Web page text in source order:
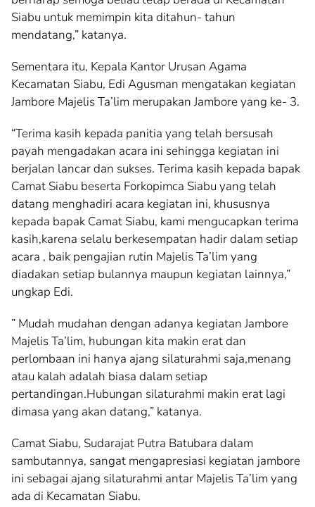
Siabu untuk memimpin kita ditahun- tahun
mendatang,” katanya.
Sementara itu, Kepala Kantor Urusan Agama
Kecamatan Siabu, Edi Agusman mengatakan kegiatan
Jambore Majelis Ta’lim merupakan Jambore yang ke- 3.
“Terima kasih kepada panitia yang telah bersusah
payah mengadakan acara ini sehingga kegiatan ini
berjalan lancar dan sukses. Terima kasih kepada bapak
Camat Siabu beserta Forkopimca Siabu yang telah
datang menghadiri acara kegiatan ini, khususnya
kepada bapak Camat Siabu, kami mengucapkan terima
kasih,karena selalu berkesempatan hadir dalam setiap
acara , baik pengajian rutin Majelis Ta’lim yang
diadakan setiap bulannya maupun kegiatan lainnya,”
ungkap Edi.
” Mudah mudahan dengan adanya kegiatan Jambore
Majelis Ta’lim, hubungan kita makin erat dan
perlombaan ini hanya ajang silaturahmi saja,menang
atau kalah adalah biasa dalam setiap
pertandingan.Hubungan silaturahmi makin erat lagi
dimasa yang akan datang,” katanya.
Camat Siabu, Sudarajat Putra Batubara dalam
sambutannya, sangat mengapresiasi kegiatan jambore
ini sebagai ajang silaturahmi antar Majelis Ta’lim yang
ada di Kecamatan Siabu.